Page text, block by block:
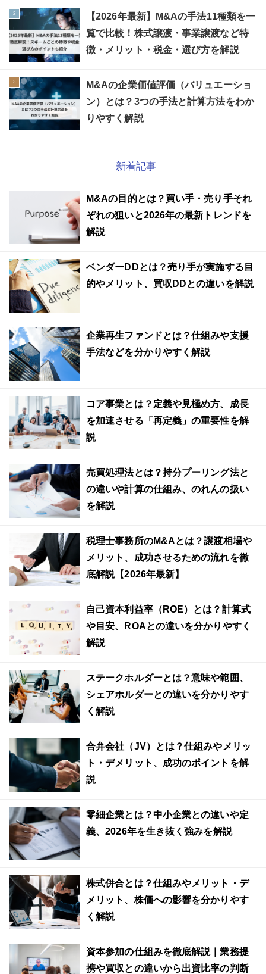
【2026年最新】M&Aの手法11種類を一
覧で比較！株式譲渡・事業譲渡など特
徴・メリット・税金・選び方を解説
M&Aの企業価値評価（バリュエーショ
ン）とは？3つの手法と計算方法をわか
りやすく解説
新着記事
M&Aの目的とは？買い手・売り手それ
ぞれの狙いと2026年の最新トレンドを
解説
ベンダーDDとは？売り手が実施する目
的やメリット、買収DDとの違いを解説
企業再生ファンドとは？仕組みや支援
手法などを分かりやすく解説
コア事業とは？定義や見極め方、成長
を加速させる「再定義」の重要性を解
説
売買処理法とは？持分プーリング法と
の違いや計算の仕組み、のれんの扱い
を解説
税理士事務所のM&Aとは？譲渡相場や
メリット、成功させるための流れを徹
底解説【2026年最新】
自己資本利益率（ROE）とは？計算式
や目安、ROAとの違いを分かりやすく
解説
ステークホルダーとは？意味や範囲、
シェアホルダーとの違いを分かりやす
く解説
合弁会社（JV）とは？仕組みやメリッ
ト・デメリット、成功のポイントを解
説
零細企業とは？中小企業との違いや定
義、2026年を生き抜く強みを解説
株式併合とは？仕組みやメリット・デ
メリット、株価への影響を分かりやす
く解説
資本参加の仕組みを徹底解説｜業務提
携や買収との違いから出資比率の判断